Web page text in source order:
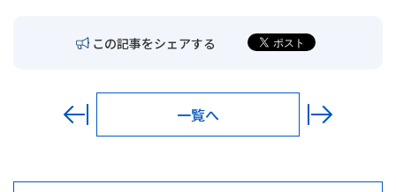
この記事をシェアする
一覧へ